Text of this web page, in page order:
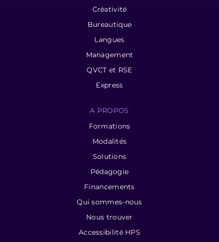
Créativité
Bureautique
Langues
Management
QVCT et RSE
Express
A PROPOS
Formations
Modalités
Solutions
Pédagogie
Financements
Qui sommes-nous
Nous trouver
Accessibilité HPS